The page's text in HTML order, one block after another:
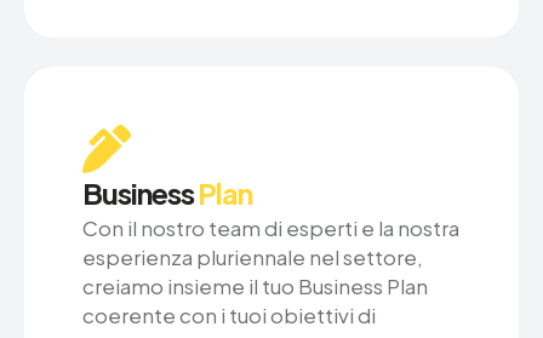
BusinessPlan
Con il nostro team di esperti e la nostra
esperienza pluriennale nel settore,
creiamo insieme il tuo Business Plan
coerente con i tuoi obiettivi di